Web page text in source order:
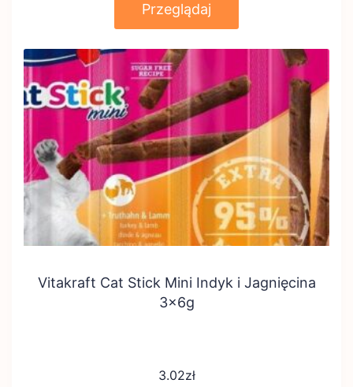
Przeglądaj
Vitakraft Cat Stick Mini Indyk i Jagnięcina
3x6g
3.02zł